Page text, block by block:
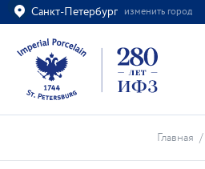
Санкт-Петербург изменить город
Ваш город Санкт-Петербург?
ВСЁ ВЕРНО ИЗМЕНИТЬ
Главная /